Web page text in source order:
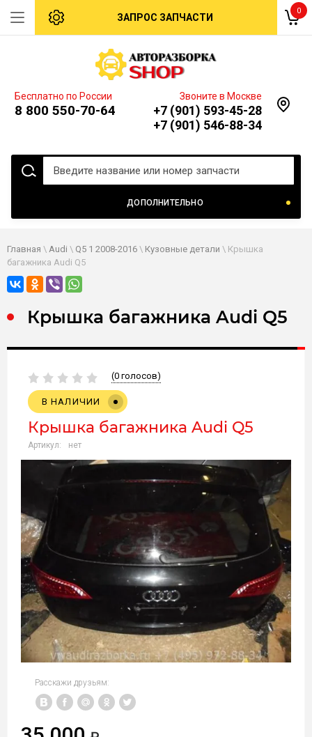
0
ЗАПРОС ЗАПЧАСТИ
Бесплатно по России
8 800 550-70-64
Звоните в Москве
+7 (901) 593-45-28
+7 (901) 546-88-34
ДОПОЛНИТЕЛЬНО
Главная \ Audi \ Q5 1 2008-2016 \ Кузовные детали \ Крышка
багажника Audi Q5
Крышка багажника Audi Q5
(0 голосов)
В НАЛИЧИИ
Крышка багажника Audi Q5
Артикул: нет
Расскажи друзьям: